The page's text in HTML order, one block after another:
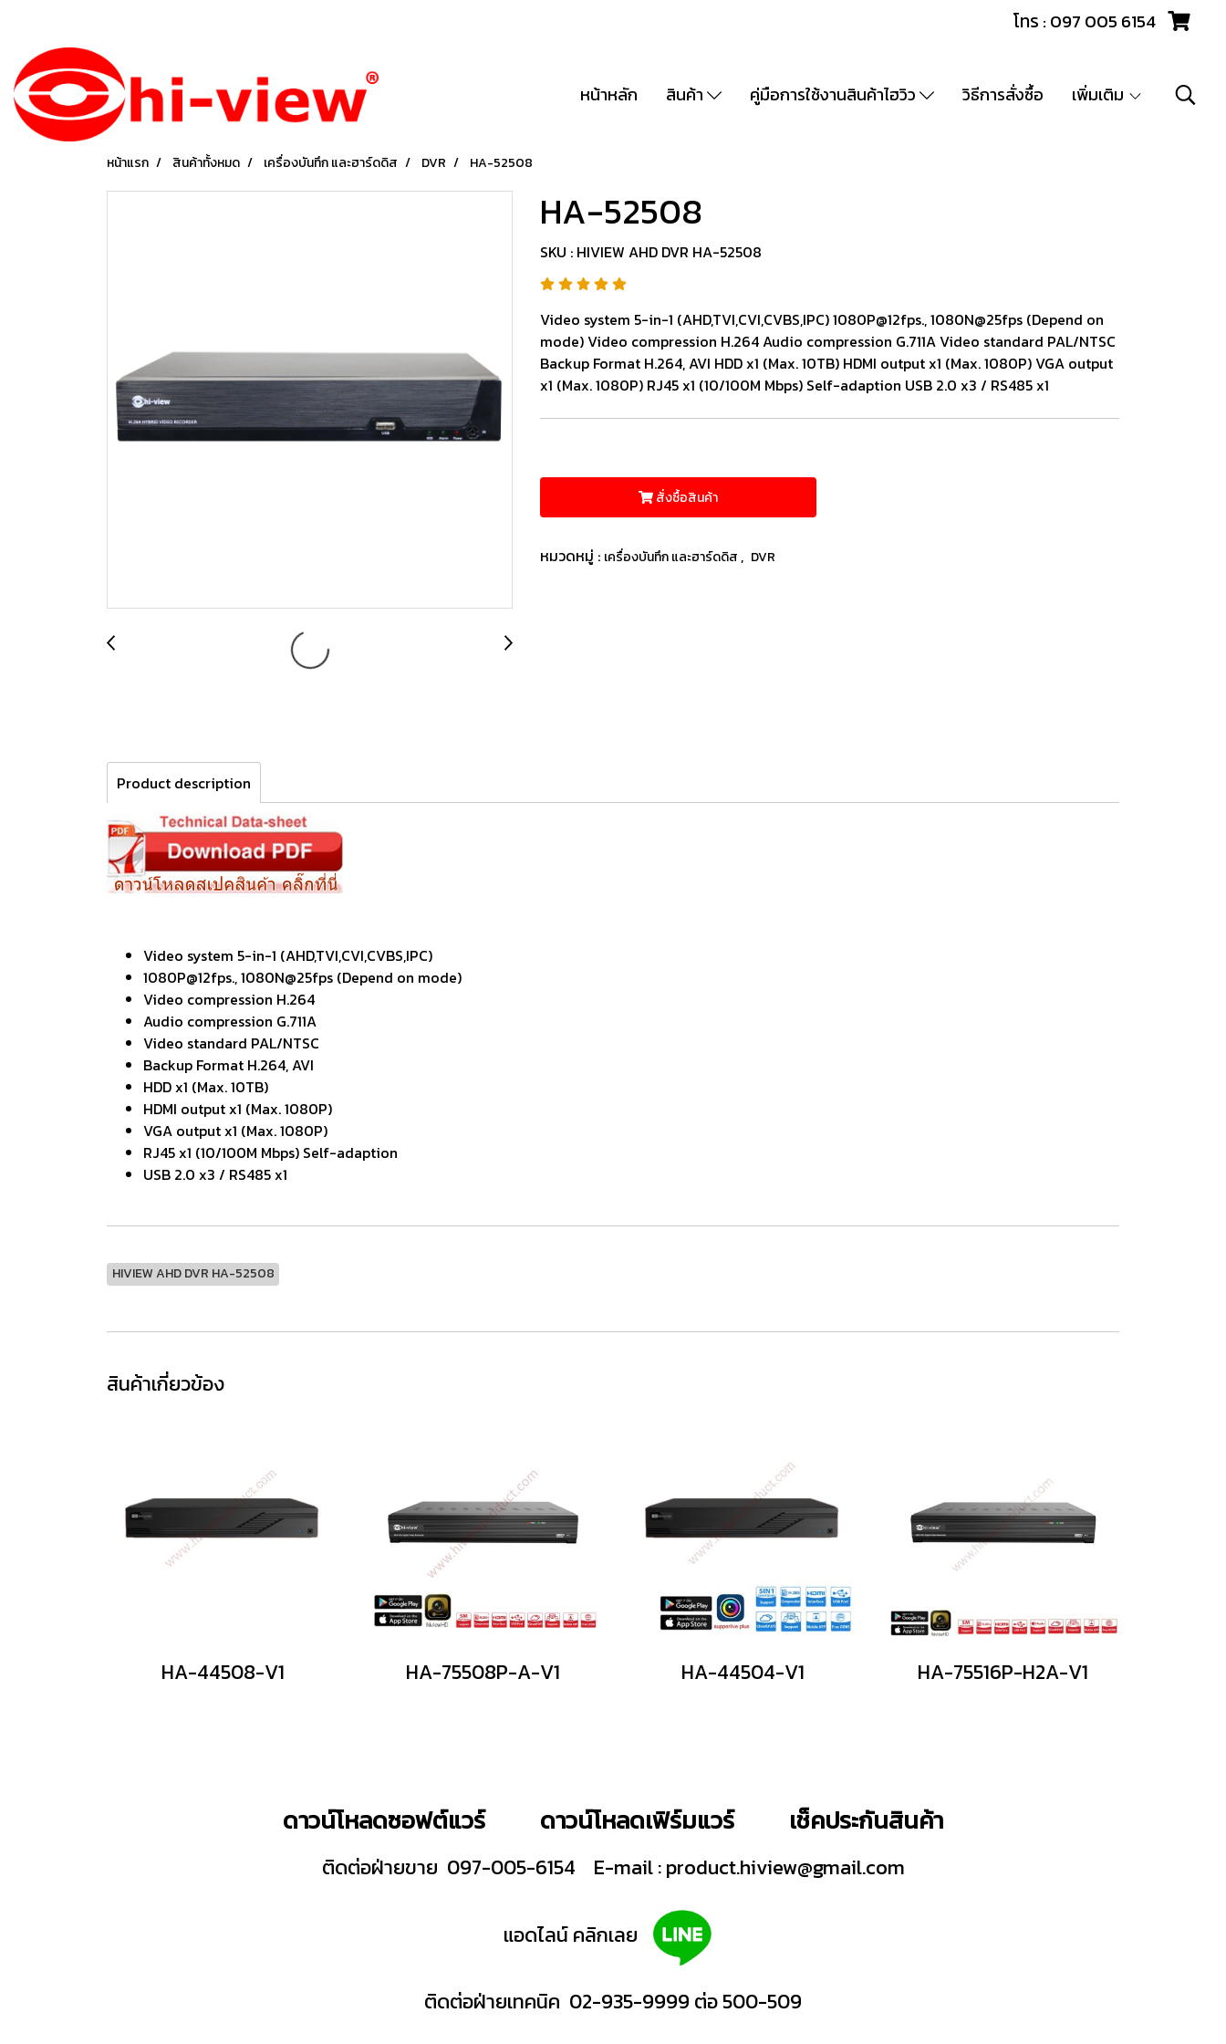
โทร : 097 005 6154
หน้าหลัก สินค้า คู่มือการใช้งานสินค้าไฮวิว วิธีการสั่งซื้อ เพิ่มเติม
หน้าแรก สินค้าทั้งหมด เครื่องบันทึก และฮาร์ดดิส DVR HA-52508
HA-52508
SKU : HIVIEW AHD DVR HA-52508
Video system 5-in-1 (AHD,TVI,CVI,CVBS,IPC) 1080P@12fps., 1080N@25fps (Depend on
mode) Video compression H.264 Audio compression G.711A Video standard PAL/NTSC
Backup Format H.264, AVI HDD x1 (Max. 10TB) HDMI output x1 (Max. 1080P) VGA output
x1 (Max. 1080P) RJ45 x1 (10/100M Mbps) Self-adaption USB 2.0 x3 / RS485 x1
สั่งซื้อสินค้า
หมวดหมู่ : เครื่องบันทึก และฮาร์ดดิส , DVR
Product description
Video system 5-in-1 (AHD,TVI,CVI,CVBS,IPC)
1080P@12fps., 1080N@25fps (Depend on mode)
Video compression H.264
Audio compression G.711A
Video standard PAL/NTSC
Backup Format H.264, AVI
HDD x1 (Max. 10TB)
HDMI output x1 (Max. 1080P)
VGA output x1 (Max. 1080P)
RJ45 x1 (10/100M Mbps) Self-adaption
USB 2.0 x3 / RS485 x1
HIVIEW AHD DVR HA-52508
สินค้าเกี่ยวข้อง
HA-44508-V1 HA-75508P-A-V1 HA-44504-V1 HA-75516P-H2A-V1
ดาวน์โหลดซอฟต์แวร์ ดาวน์โหลดเฟิร์มแวร์ เช็คประกันสินค้า
ติดต่อฝ่ายขาย 097-005-6154 E-mail :product.hiview@gmail.com
แอดไลน์ คลิกเลย
ติดต่อฝ่ายเทคนิค 02-935-9999 ต่อ 500-509